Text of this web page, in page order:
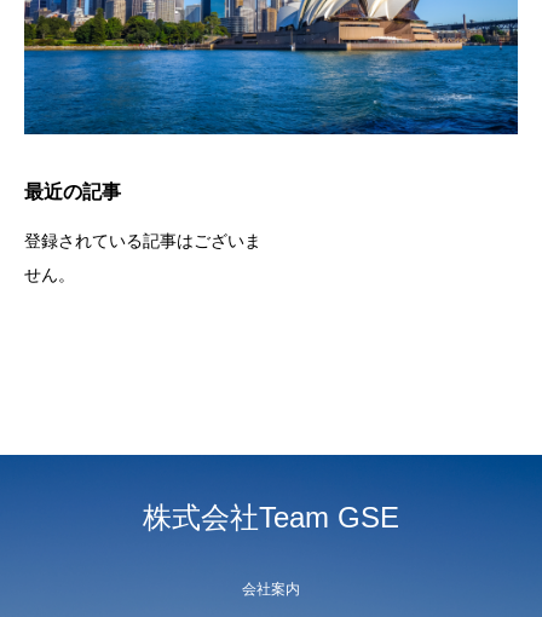
最近の記事
登録されている記事はございま
せん。
株式会社Team GSE
会社案内